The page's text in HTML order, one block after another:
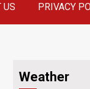
US PRIVACY
Weather